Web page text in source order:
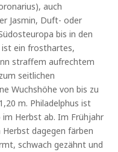
auch
Jasmin, Duft- oder
bis in den
ist ein frosthartes,
straffem aufrechtem
seitlichen
Wuchshöhe von bis zu
m. Philadelphus ist
Herbst ab. Im Frühjahr
dagegen färben
schwach gezähnt und